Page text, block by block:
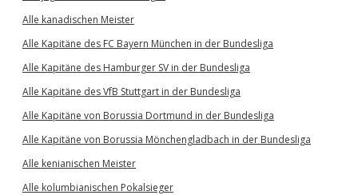
Alle kanadischen Meister
Alle Kapitäne des FC Bayern München in der Bundesliga
Alle Kapitäne des Hamburger SV in der Bundesliga
Alle Kapitäne des VfB Stuttgart in der Bundesliga
Alle Kapitäne von Borussia Dortmund in der Bundesliga
Alle Kapitäne von Borussia Mönchengladbach in der Bundesliga
Alle kenianischen Meister
Alle kolumbianischen Pokalsieger